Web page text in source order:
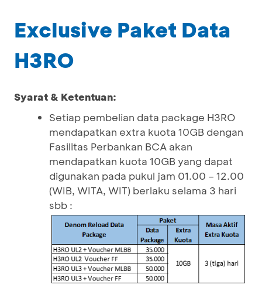
Exclusive Paket Data
H3RO
Syarat & Ketentuan:
Setiap pembelian data package H3RO
mendapatkan extra kuota 10GB dengan
Fasilitas Perbankan BCA akan
mendapatkan kuota 10GB yang dapat
digunakan pada pukul jam 01.00 – 12.00
(WIB, WITA, WIT) berlaku selama 3 hari
sbb :